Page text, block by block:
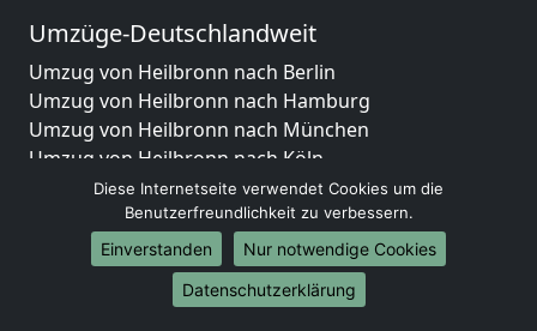
Umzüge-Deutschlandweit
Umzug von Heilbronn nach Berlin
Umzug von Heilbronn nach Hamburg
Umzug von Heilbronn nach München
Umzug von Heilbronn nach Köln
Umzug von Heilbronn nach Frankfurt am Main
Umzug von Heilbronn nach Stuttgart
Umzug von Heilbronn nach Düsseldorf
Umzug von Heilbronn nach Leipzig
Umzug von Heilbronn nach Dortmund
Diese Internetseite verwendet Cookies um die
Benutzerfreundlichkeit zu verbessern.
Einverstanden
Nur notwendige Cookies
Datenschutzerklärung